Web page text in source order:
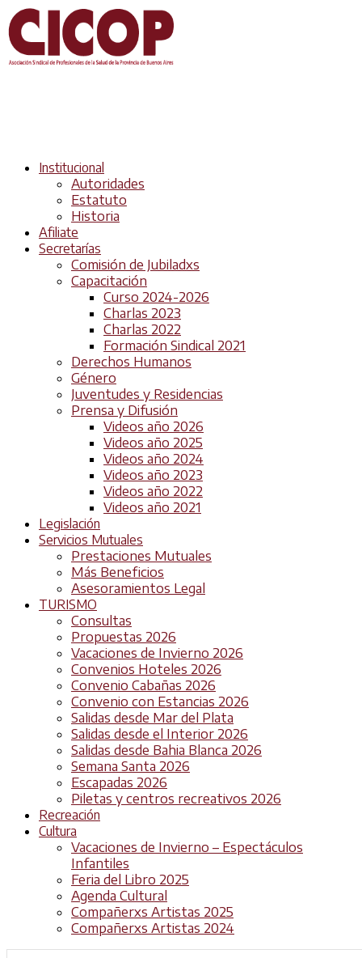
Institucional
Autoridades
Estatuto
Historia
Afiliate
Secretarías
Comisión de Jubiladxs
Capacitación
Curso 2024-2026
Charlas 2023
Charlas 2022
Formación Sindical 2021
Derechos Humanos
Género
Juventudes y Residencias
Prensa y Difusión
Videos año 2026
Videos año 2025
Videos año 2024
Videos año 2023
Videos año 2022
Videos año 2021
Legislación
Servicios Mutuales
Prestaciones Mutuales
Más Beneficios
Asesoramientos Legal
TURISMO
Consultas
Propuestas 2026
Vacaciones de Invierno 2026
Convenios Hoteles 2026
Convenio Cabañas 2026
Convenio con Estancias 2026
Salidas desde Mar del Plata
Salidas desde el Interior 2026
Salidas desde Bahia Blanca 2026
Semana Santa 2026
Escapadas 2026
Piletas y centros recreativos 2026
Recreación
Cultura
Vacaciones de Invierno – Espectáculos
Infantiles
Feria del Libro 2025
Agenda Cultural
Compañerxs Artistas 2025
Compañerxs Artistas 2024